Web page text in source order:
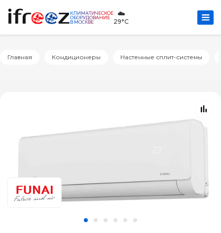
КЛИМАТИЧЕСКОЕ
ОБОРУДОВАНИЕ
В МОСКВЕ
☁️
29°C
Главная Кондиционеры Настенные сплит-системы